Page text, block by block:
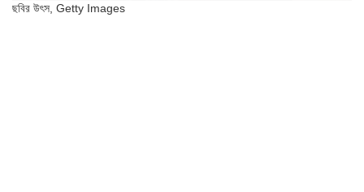
ছবির উৎস, Getty Images